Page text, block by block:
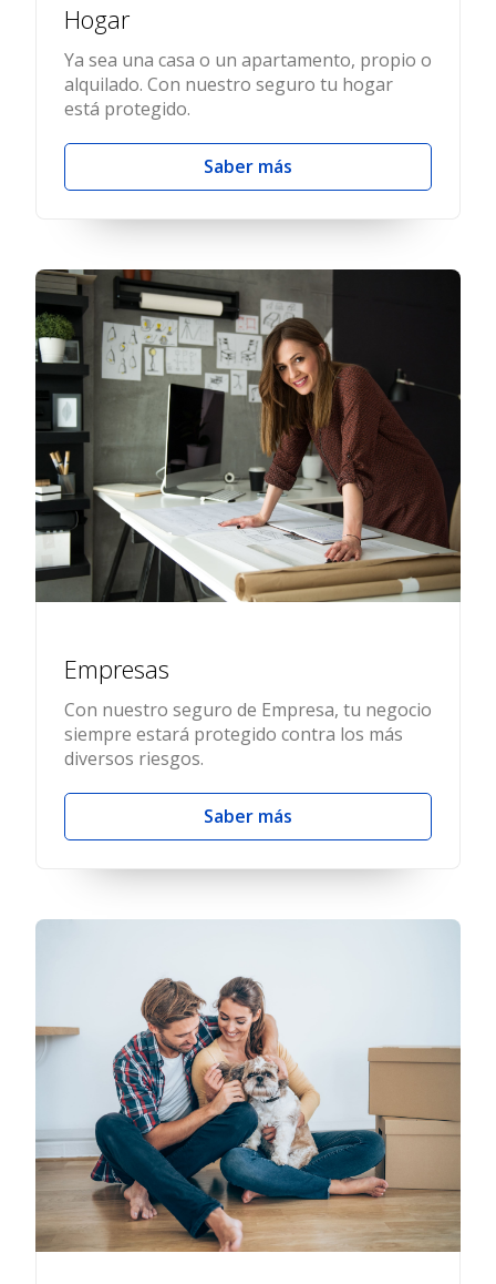
Hogar
Ya sea una casa o un apartamento, propio o
alquilado. Con nuestro seguro tu hogar
está protegido.
Saber más
Empresas
Con nuestro seguro de Empresa, tu negocio
siempre estará protegido contra los más
diversos riesgos.
Saber más